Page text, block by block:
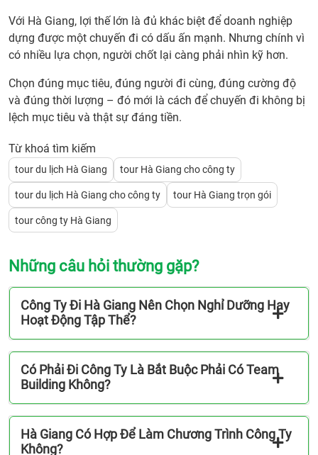
Với Hà Giang, lợi thế lớn là đủ khác biệt để doanh nghiệp
dựng được một chuyến đi có dấu ấn mạnh. Nhưng chính vì
có nhiều lựa chọn, người chốt lại càng phải nhìn kỹ hơn.
Chọn đúng mục tiêu, đúng người đi cùng, đúng cường độ
và đúng thời lượng – đó mới là cách để chuyến đi không bị
lệch mục tiêu và thật sự đáng tiền.
Từ khoá tìm kiếm
tour du lịch Hà Giang tour Hà Giang cho công ty
tour du lịch Hà Giang cho công ty tour Hà Giang trọn gói
tour công ty Hà Giang
Những câu hỏi thường gặp?
Công Ty Đi Hà Giang Nên Chọn Nghỉ Dưỡng Hay
Hoạt Động Tập Thể?
Có Phải Đi Công Ty Là Bắt Buộc Phải Có Team
Building Không?
Hà Giang Có Hợp Để Làm Chương Trình Công Ty
Không?